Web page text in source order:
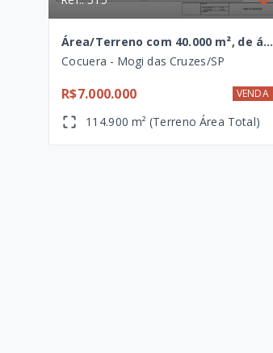
Área/Terreno com 40.000 m², de área útil plano, à venda em Mogi das Cruzes - SP
Cocuera - Mogi das Cruzes/SP
R$7.000.000 VENDA
114.900 m² (Terreno Área Total)